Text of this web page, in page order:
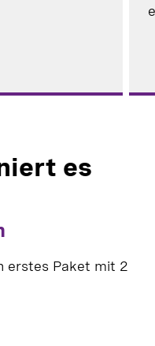
es
erstes Paket mit 2